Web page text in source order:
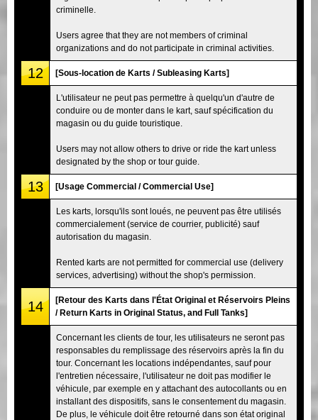
criminelle.
Users agree that they are not members of criminal
organizations and do not participate in criminal activities.
12 [Sous-location de Karts / Subleasing Karts]
L'utilisateur ne peut pas permettre à quelqu'un d'autre de
conduire ou de monter dans le kart, sauf spécification du
magasin ou du guide touristique.
Users may not allow others to drive or ride the kart unless
designated by the shop or tour guide.
13 [Usage Commercial / Commercial Use]
Les karts, lorsqu'ils sont loués, ne peuvent pas être utilisés
commercialement (service de courrier, publicité) sauf
autorisation du magasin.
Rented karts are not permitted for commercial use (delivery
services, advertising) without the shop's permission.
14
[Retour des Karts dans l'État Original et Réservoirs Pleins
/ Return Karts in Original Status, and Full Tanks]
Concernant les clients de tour, les utilisateurs ne seront pas
responsables du remplissage des réservoirs après la fin du
tour. Concernant les locations indépendantes, sauf pour
l'entretien nécessaire, l'utilisateur ne doit pas modifier le
véhicule, par exemple en y attachant des autocollants ou en
installant des dispositifs, sans le consentement du magasin.
De plus, le véhicule doit être retourné dans son état original